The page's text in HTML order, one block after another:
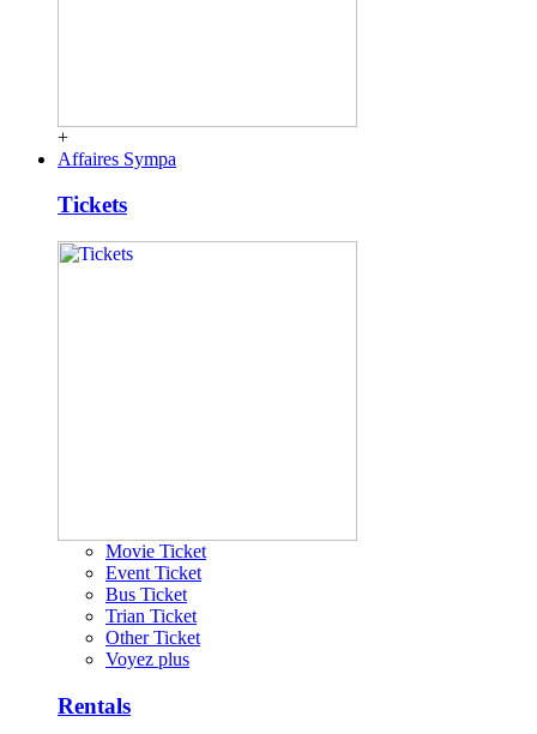
+
Affaires Sympa
Tickets
Movie Ticket
Event Ticket
Bus Ticket
Trian Ticket
Other Ticket
Voyez plus
Rentals